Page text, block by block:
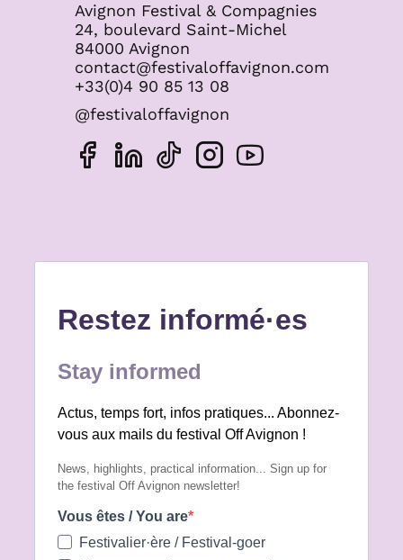
Avignon Festival & Compagnies
24, boulevard Saint-Michel
84000 Avignon
contact@festivaloffavignon.com
+33(0)4 90 85 13 08
@festivaloffavignon